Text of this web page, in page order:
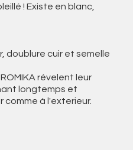
! Existe en blanc,
doublure cuir et semelle
révelent leur
longtemps et
à l'exterieur.